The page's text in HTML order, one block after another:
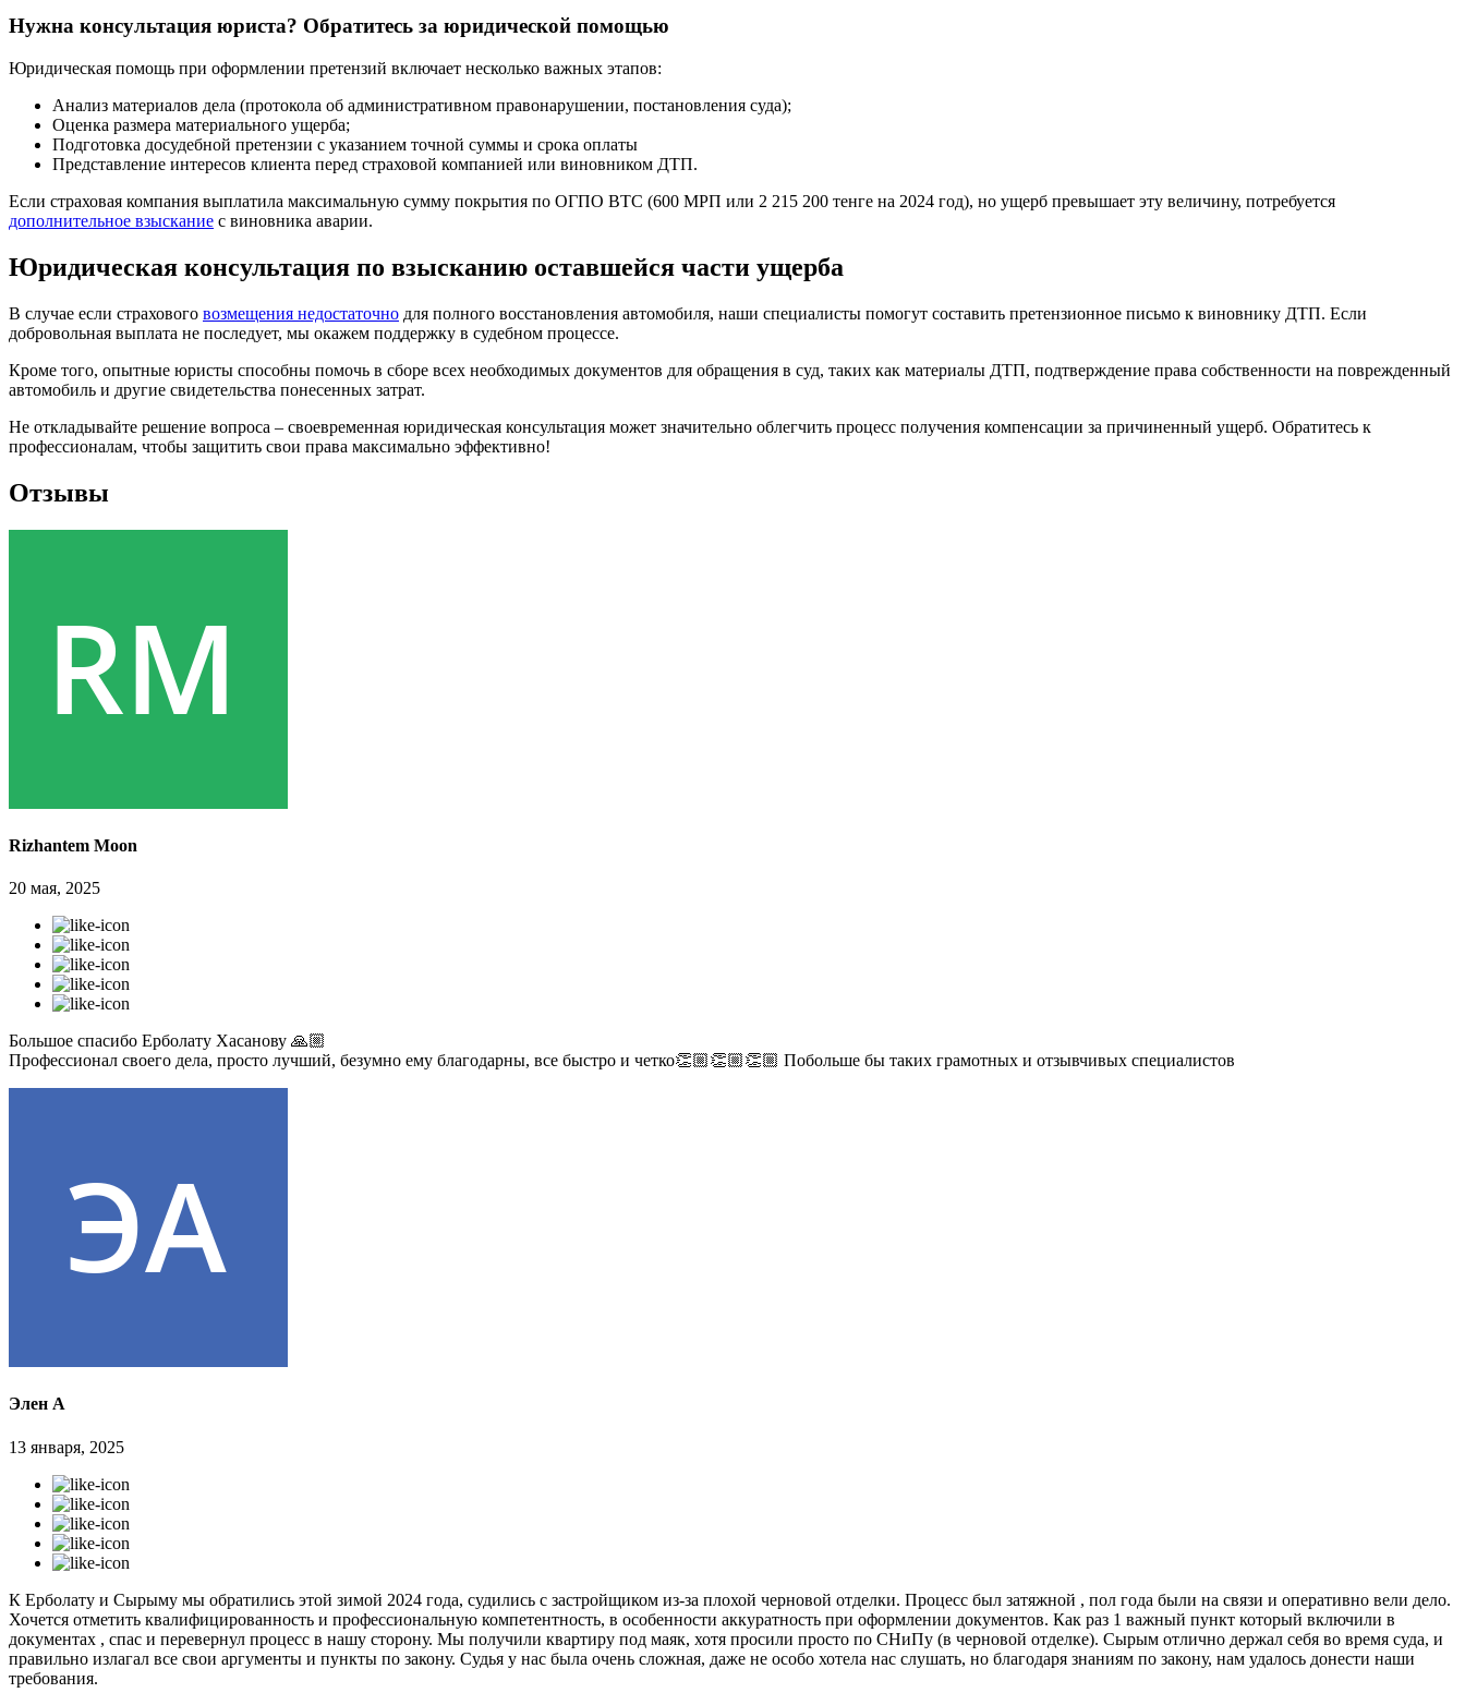
Нужна консультация юриста? Обратитесь за юридической помощью
Юридическая помощь при оформлении претензий включает несколько важных этапов:
Анализ материалов дела (протокола об административном правонарушении, постановления суда);
Оценка размера материального ущерба;
Подготовка досудебной претензии с указанием точной суммы и срока оплаты
Представление интересов клиента перед страховой компанией или виновником ДТП.
Если страховая компания выплатила максимальную сумму покрытия по ОГПО ВТС (600 МРП или 2 215 200 тенге на 2024 год), но ущерб превышает эту величину, потребуется
дополнительное взыскание с виновника аварии.
Юридическая консультация по взысканию оставшейся части ущерба
В случае если страхового возмещения недостаточно для полного восстановления автомобиля, наши специалисты помогут составить претензионное письмо к виновнику ДТП. Если
добровольная выплата не последует, мы окажем поддержку в судебном процессе.
Кроме того, опытные юристы способны помочь в сборе всех необходимых документов для обращения в суд, таких как материалы ДТП, подтверждение права собственности на поврежденный
автомобиль и другие свидетельства понесенных затрат.
Не откладывайте решение вопроса – своевременная юридическая консультация может значительно облегчить процесс получения компенсации за причиненный ущерб. Обратитесь к
профессионалам, чтобы защитить свои права максимально эффективно!
Отзывы
Rizhantem Moon
20 мая, 2025
Большое спасибо Ерболату Хасанову 🙏🏼
Профессионал своего дела, просто лучший, безумно ему благодарны, все быстро и четко👏🏼👏🏼👏🏼 Побольше бы таких грамотных и отзывчивых специалистов
Элен А
13 января, 2025
К Ерболату и Сырыму мы обратились этой зимой 2024 года, судились с застройщиком из-за плохой черновой отделки. Процесс был затяжной , пол года были на связи и оперативно вели дело.
Хочется отметить квалифицированность и профессиональную компетентность, в особенности аккуратность при оформлении документов. Как раз 1 важный пункт который включили в
документах , спас и перевернул процесс в нашу сторону. Мы получили квартиру под маяк, хотя просили просто по СНиПу (в черновой отделке). Сырым отлично держал себя во время суда, и
правильно излагал все свои аргументы и пункты по закону. Судья у нас была очень сложная, даже не особо хотела нас слушать, но благодаря знаниям по закону, нам удалось донести наши
требования.